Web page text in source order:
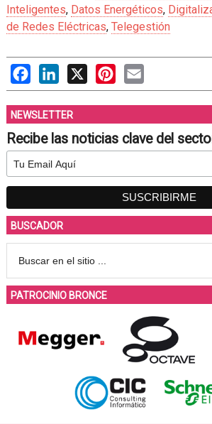
Inteligentes, Datos Energéticos,
de Redes Eléctricas, Telegestión
FacebookLinkedIn
X PinterestEmail
NEWSLETTER
Recibe las noticias clave del
BUSCADOR
PATROCINIO BRONCE